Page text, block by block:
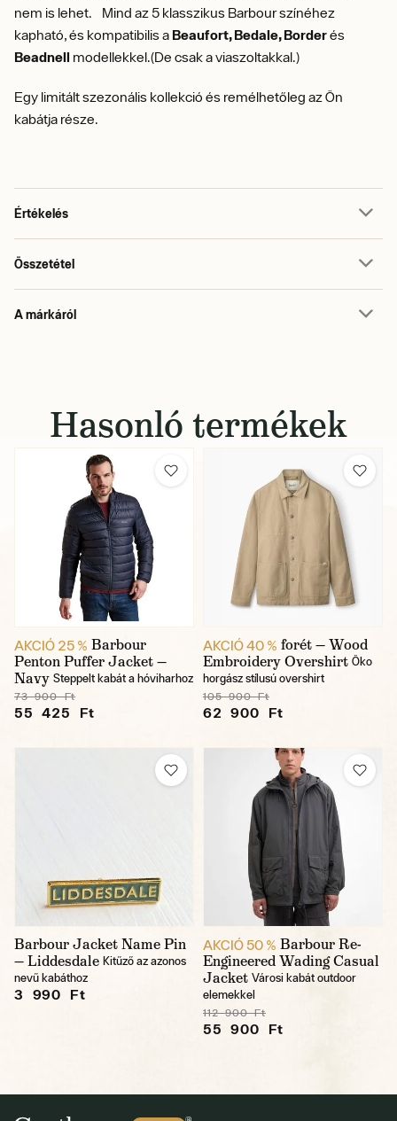
nem is lehet. Mind az 5 klasszikus Barbour színéhez
kapható, és kompatibilis a Beaufort, Bedale, Borderés
Beadnell modellekkel.(De csak a viaszoltakkal.)
Egy limitált szezonális kollekció és remélhetőleg az Ön
kabátja része.
Értékelés
Összetétel
A márkáról
Hasonló termékek
AKCIÓ 25 % Barbour
Penton Puffer Jacket —
Navy Steppelt kabát a hóviharhoz
73 900 Ft
55 425 Ft
AKCIÓ 40 % forét — Wood
Embroidery Overshirt Öko
horgász stílusú overshirt
105 900 Ft
62 900 Ft
Barbour Jacket Name Pin
— Liddesdale Kitűző az azonos
nevű kabáthoz
3 990 Ft
AKCIÓ 50 % Barbour Re-
Engineered Wading Casual
Jacket Városi kabát outdoor
elemekkel
112 900 Ft
55 900 Ft